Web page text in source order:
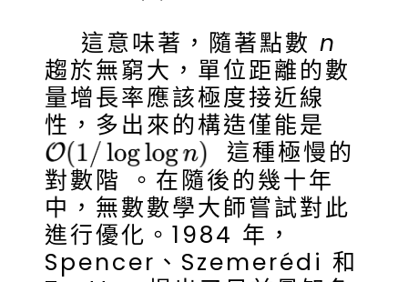
這意味著，隨著點數 n
趨於無窮大，單位距離的數
量增長率應該極度接近線
性，多出來的構造僅能是
這種極慢的
對數階 。在隨後的幾十年
中，無數數學大師嘗試對此
進行優化。1984 年，
Spencer、Szemerédi 和